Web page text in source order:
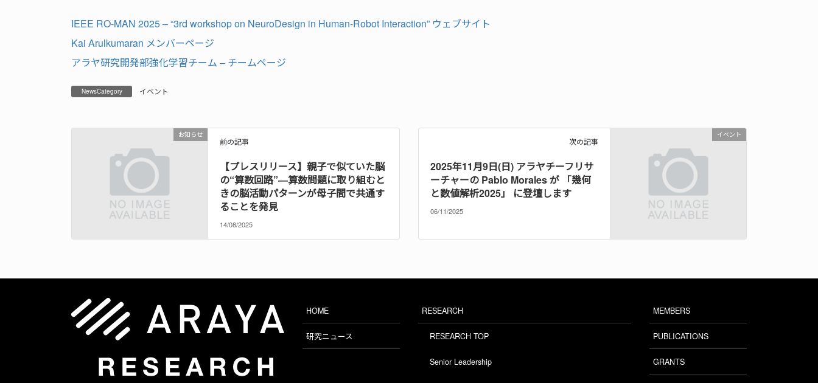
IEEE RO-MAN 2025 – “3rd workshop on NeuroDesign in Human-Robot Interaction” ウェブサイト
Kai Arulkumaran メンバーページ
アラヤ研究開発部強化学習チーム – チームページ
NewsCategory イベント
お知らせ
前の記事
【プレスリリース】親子で似ていた脳
の“算数回路”―算数問題に取り組むと
きの脳活動パターンが母子間で共通す
ることを発見
14/08/2025
イベント
次の記事
2025年11月9日(日) アラヤチーフリサ
ーチャーの Pablo Morales が 「幾何
と数値解析2025」 に登壇します
06/11/2025
HOME
研究ニュース
RESEARCH
RESEARCH TOP
Senior Leadership
MEMBERS
PUBLICATIONS
GRANTS